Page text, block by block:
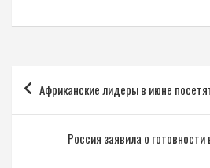
Навигация
по
записям
Африканские лидеры в июне
Россия заявила о